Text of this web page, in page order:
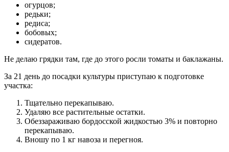
огурцов;
редьки;
редиса;
бобовых;
сидератов.
Не делаю грядки там, где до этого росли томаты и баклажаны.
За 21 день до посадки культуры приступаю к подготовке
участка:
Тщательно перекапываю.
Удаляю все растительные остатки.
Обеззараживаю бордосской жидкостью 3% и повторно
перекапываю.
Вношу по 1 кг навоза и перегноя.